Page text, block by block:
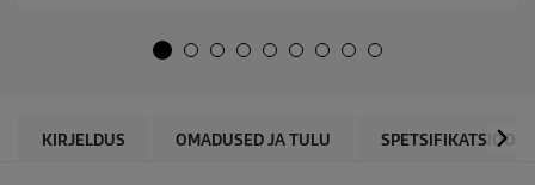
KIRJELDUS OMADUSED JA TULU